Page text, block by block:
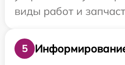
виды работ и
5